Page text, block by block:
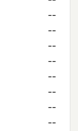
--
--
--
--
--
--
--
--